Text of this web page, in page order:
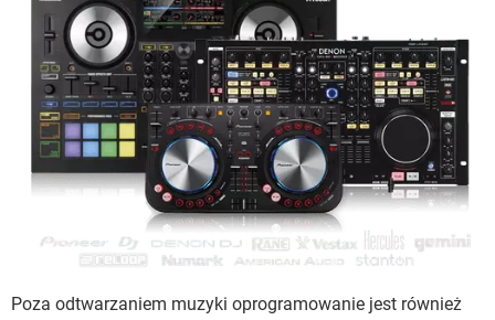
Poza odtwarzaniem muzyki oprogramowanie jest również